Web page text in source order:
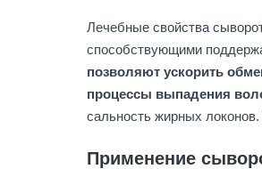
Лечебные свойства
способствующими
позволяют ускорить
процессы выпадения
сальность жирных
Применение